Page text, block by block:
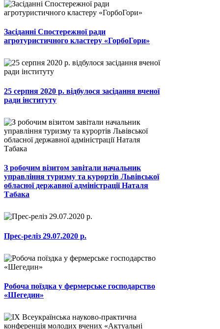
Засіданні Спостережної ради
агротуристичного кластеру «ГорбоГори»
25 серпня 2020 р. відбулося засідання вченої
ради інституту
З робочим візитом завітали начальник
управління туризму та курортів Львівської
обласної державної адміністрації Наталя
Табака
Прес-реліз 29.07.2020 р.
Робоча поїздка у фермерське господарство
«Шегедин»